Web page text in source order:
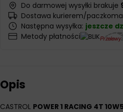
Do darmowej wysyłki brakuje
Dostawa kurierem/
Następna wysyłka: jeszcze
Metody płatności
Opis
CASTROL POWER 1 RACING 4T